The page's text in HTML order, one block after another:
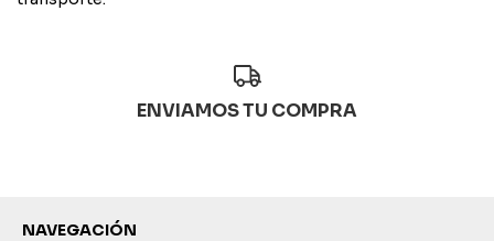
ENVIAMOS TU COMPRA
NAVEGACIÓN